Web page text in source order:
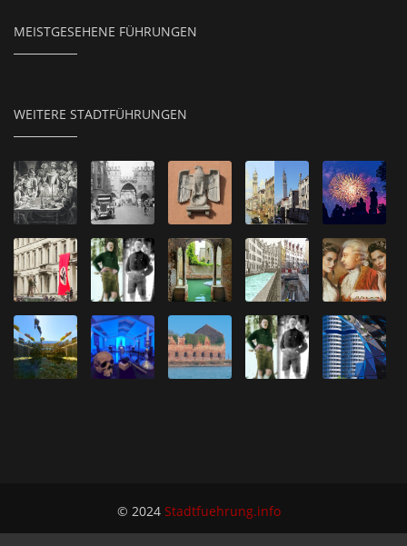
MEISTGESEHENE FÜHRUNGEN
WEITERE STADTFÜHRUNGEN
© 2024 Stadtfuehrung.info